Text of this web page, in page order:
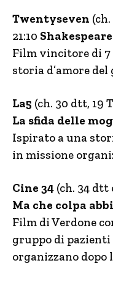
Twentyseven
21:10
Film vincitore di 7
storia d’amore
La5 (ch. 30 dtt, 19
La sfida delle
Ispirato a una
in missione
Cine 34 (ch. 34 dtt
Ma che colpa
Film di Verdone
gruppo di pazienti
organizzano dopo